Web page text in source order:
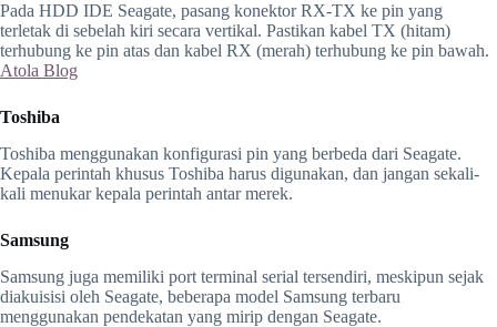
Pada HDD IDE Seagate, pasang konektor RX-TX ke pin yang
terletak di sebelah kiri secara vertikal. Pastikan kabel TX (hitam)
terhubung ke pin atas dan kabel RX (merah) terhubung ke pin bawah.
Atola Blog
Toshiba
Toshiba menggunakan konfigurasi pin yang berbeda dari Seagate.
Kepala perintah khusus Toshiba harus digunakan, dan jangan sekali-
kali menukar kepala perintah antar merek.
Samsung
Samsung juga memiliki port terminal serial tersendiri, meskipun sejak
diakuisisi oleh Seagate, beberapa model Samsung terbaru
menggunakan pendekatan yang mirip dengan Seagate.